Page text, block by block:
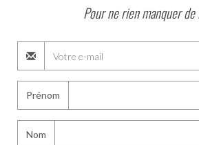
Pour ne rien manquer de
Prénom
Nom